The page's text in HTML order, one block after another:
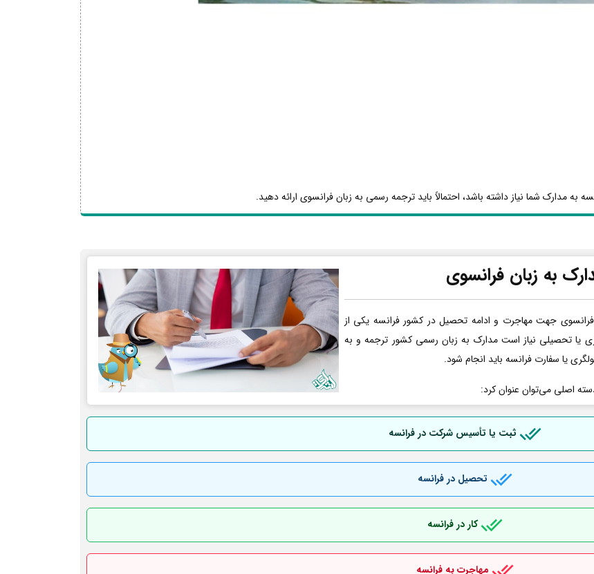
به مدارک شما نیاز داشته باشد، احتمالاً باید ترجمه رسمی به زبان فرانسوی ارائه دهید.
به زبان فرانسوی
جهت مهاجرت و ادامه تحصیل در کشور فرانسه یکی از
یا تحصیلی نیاز است مدارک به زبان رسمی کشور ترجمه و به
یا سفارت فرانسه باید انجام شود.
اصلی می‌توان عنوان کرد:
ثبت یا تأسیس شرکت در فرانسه
تحصیل در فرانسه
کار در فرانسه
مهاجرت به فرانسه